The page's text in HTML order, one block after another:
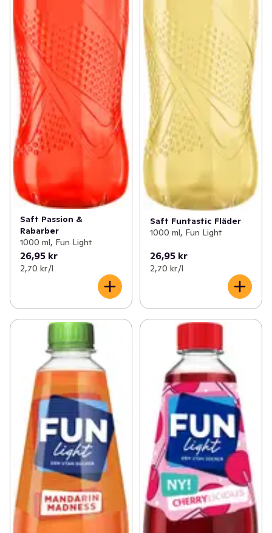
Saft Passion &
Rabarber
1000 ml, Fun Light
26,95 kr
2,70 kr /l
Saft Funtastic Fläder
1000 ml, Fun Light
26,95 kr
2,70 kr /l